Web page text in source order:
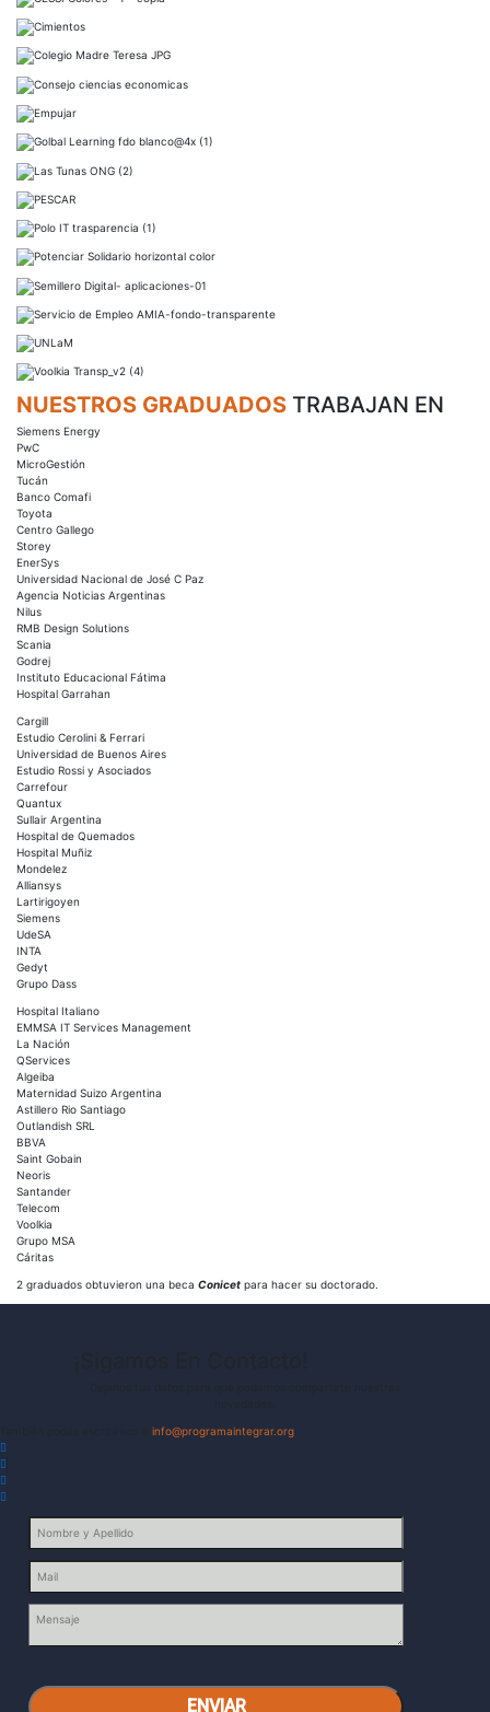
NUESTROS GRADUADOS TRABAJAN EN
Siemens Energy
PwC
MicroGestión
Tucán
Banco Comafi
Toyota
Centro Gallego
Storey
EnerSys
Universidad Nacional de José C Paz
Agencia Noticias Argentinas
Nilus
RMB Design Solutions
Scania
Godrej
Instituto Educacional Fátima
Hospital Garrahan
Cargill
Estudio Cerolini & Ferrari
Universidad de Buenos Aires
Estudio Rossi y Asociados
Carrefour
Quantux
Sullair Argentina
Hospital de Quemados
Hospital Muñiz
Mondelez
Alliansys
Lartirigoyen
Siemens
UdeSA
INTA
Gedyt
Grupo Dass
Hospital Italiano
EMMSA IT Services Management
La Nación
QServices
Algeiba
Maternidad Suizo Argentina
Astillero Rio Santiago
Outlandish SRL
BBVA
Saint Gobain
Neoris
Santander
Telecom
Voolkia
Grupo MSA
Cáritas
2 graduados obtuvieron una beca Conicet para hacer su doctorado.
info@programaintegrar.org